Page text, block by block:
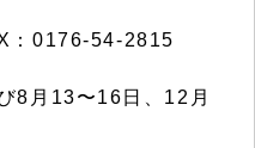
：0176-54-2815
8月13〜16日、12月